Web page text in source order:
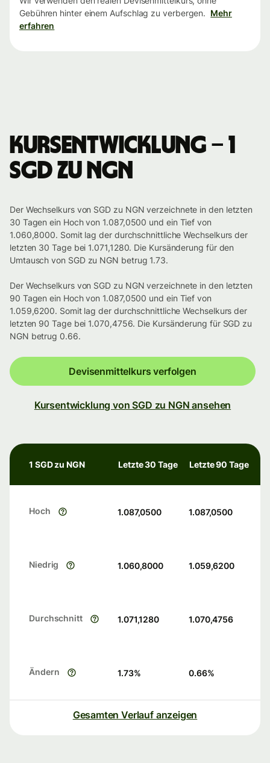
Gebühren hinter einem Aufschlag zu verbergen. Mehr
erfahren
Kursentwicklung – 1
SGD zu NGN
Der Wechselkurs von SGD zu NGN verzeichnete in den letzten
30 Tagen ein Hoch von 1.087,0500 und ein Tief von
1.060,8000. Somit lag der durchschnittliche Wechselkurs der
letzten 30 Tage bei 1.071,1280. Die Kursänderung für den
Umtausch von SGD zu NGN betrug 1.73.
Der Wechselkurs von SGD zu NGN verzeichnete in den letzten
90 Tagen ein Hoch von 1.087,0500 und ein Tief von
1.059,6200. Somit lag der durchschnittliche Wechselkurs der
letzten 90 Tage bei 1.070,4756. Die Kursänderung für SGD zu
NGN betrug 0.66.
Devisenmittelkurs verfolgen
Kursentwicklung von SGD zu NGN ansehen
1 SGD zu NGN Letzte 30 Tage Letzte 90 Tage
Hoch 1.087,0500 1.087,0500
Niedrig 1.060,8000 1.059,6200
Durchschnitt 1.071,1280 1.070,4756
Ändern 1.73% 0.66%
Gesamten Verlauf anzeigen